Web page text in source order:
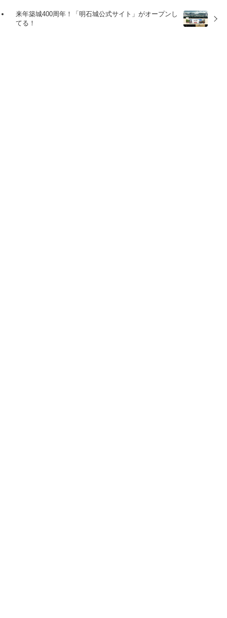
来年築城400周年！「明石城公式サイト」がオープンし
てる！